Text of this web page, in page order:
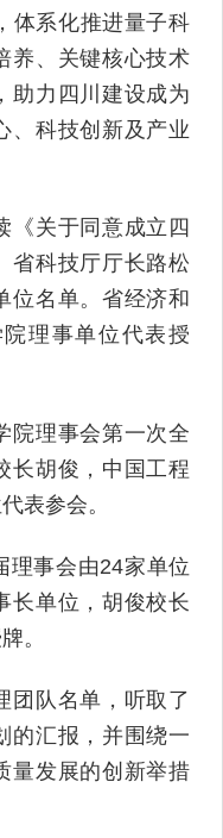
体系化推进量子科
养、关键核心技术
助力四川建设成为
、科技创新及产业
关于同意成立四
省科技厅厅长路松
位名单。省经济和
理事单位代表授
理事会第一次全
长胡俊，中国工程
表参会。
事会由24家单位
长单位，胡俊校长
。
队名单，听取了
的汇报，并围绕一
量发展的创新举措